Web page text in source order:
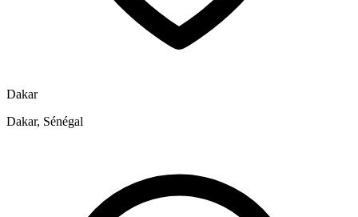
Dakar
Dakar, Sénégal